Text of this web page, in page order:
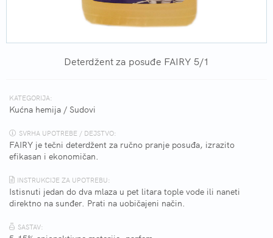
Deterdžent za posuđe FAIRY 5/1
KATEGORIJA:
Kućna hemija / Sudovi
SVRHA UPOTREBE / DEJSTVO:
FAIRY je tečni deterdžent za ručno pranje posuđa, izrazito
efikasan i ekonomičan.
INSTRUKCIJE ZA UPOTREBU:
Istisnuti jedan do dva mlaza u pet litara tople vode ili naneti
direktno na sunđer. Prati na uobičajeni način.
SASTAV: